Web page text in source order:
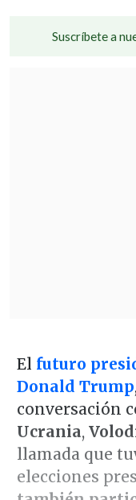
Suscríbete a
El futuro
Donald Trump
conversación
Ucrania,
llamada que
elecciones